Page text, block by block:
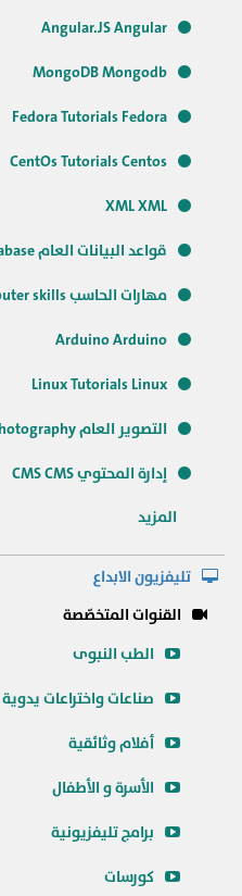
Angular.JS Angular
MongoDB Mongodb
Fedora Tutorials Fedora
CentOs Tutorials Centos
XML XML
قواعد البيانات العام Database
مهارات الحاسب computer skills
Arduino Arduino
Linux Tutorials Linux
التصوير العام General Photography
إدارة المحتوي CMS CMS
المزيد
تليفزيون الابداع
القنوات المتخصّصة
الطب النبوى
صناعات واختراعات يدوية
أفلام وثائقية
الأسرة و الأطفال
برامج تليفزيونية
كورسات